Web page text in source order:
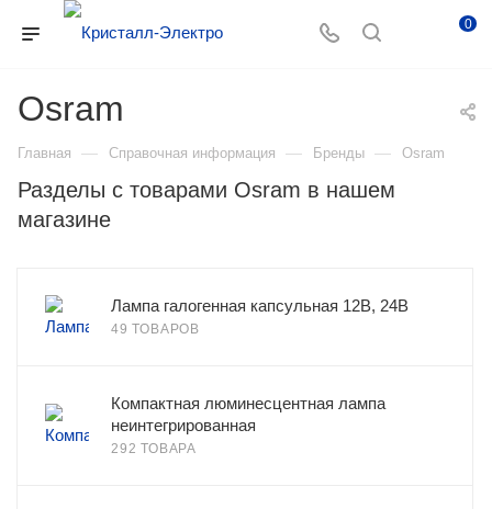
0
Osram
Главная — Справочная информация — Бренды — Osram
Разделы с товарами Osram в нашем
магазине
Лампа галогенная капсульная 12В, 24В
49 ТОВАРОВ
Компактная люминесцентная лампа
неинтегрированная
292 ТОВАРА